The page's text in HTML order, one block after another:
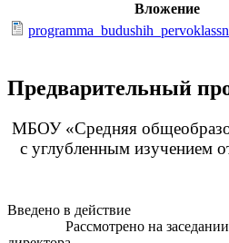
Вложение
Предварительный
МБОУ «Средняя
с углубленным изучением
Введено в
Рассмотрено на